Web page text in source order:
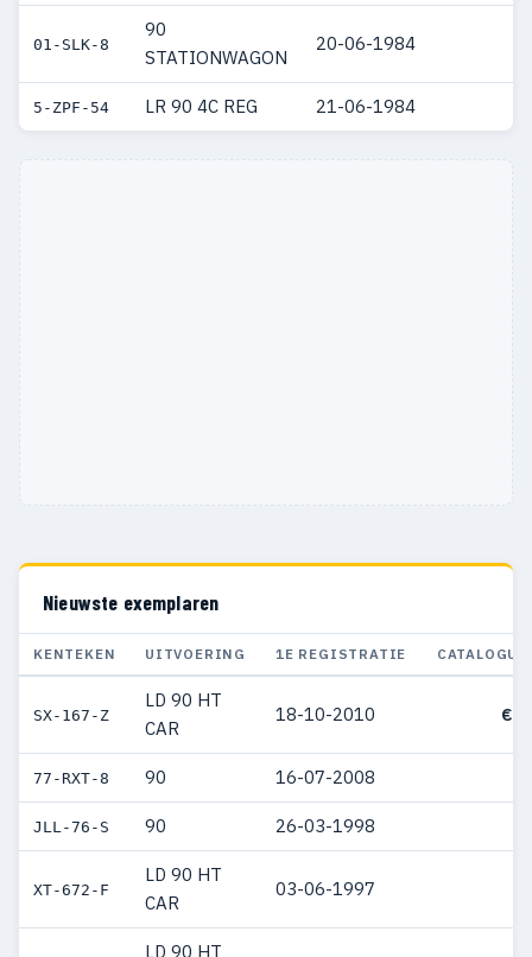
01-SLK-8
90
STATIONWAGON
20-06-1984
5-ZPF-54 LR 90 4C REG 21-06-1984
Nieuwste exemplaren
KENTEKEN UITVOERING 1E REGISTRATIE
SX-167-Z
LD 90 HT
CAR
18-10-2010 €
77-RXT-8 90 16-07-2008
JLL-76-S 90 26-03-1998
XT-672-F
LD 90 HT
CAR
03-06-1997
LD 90 HT